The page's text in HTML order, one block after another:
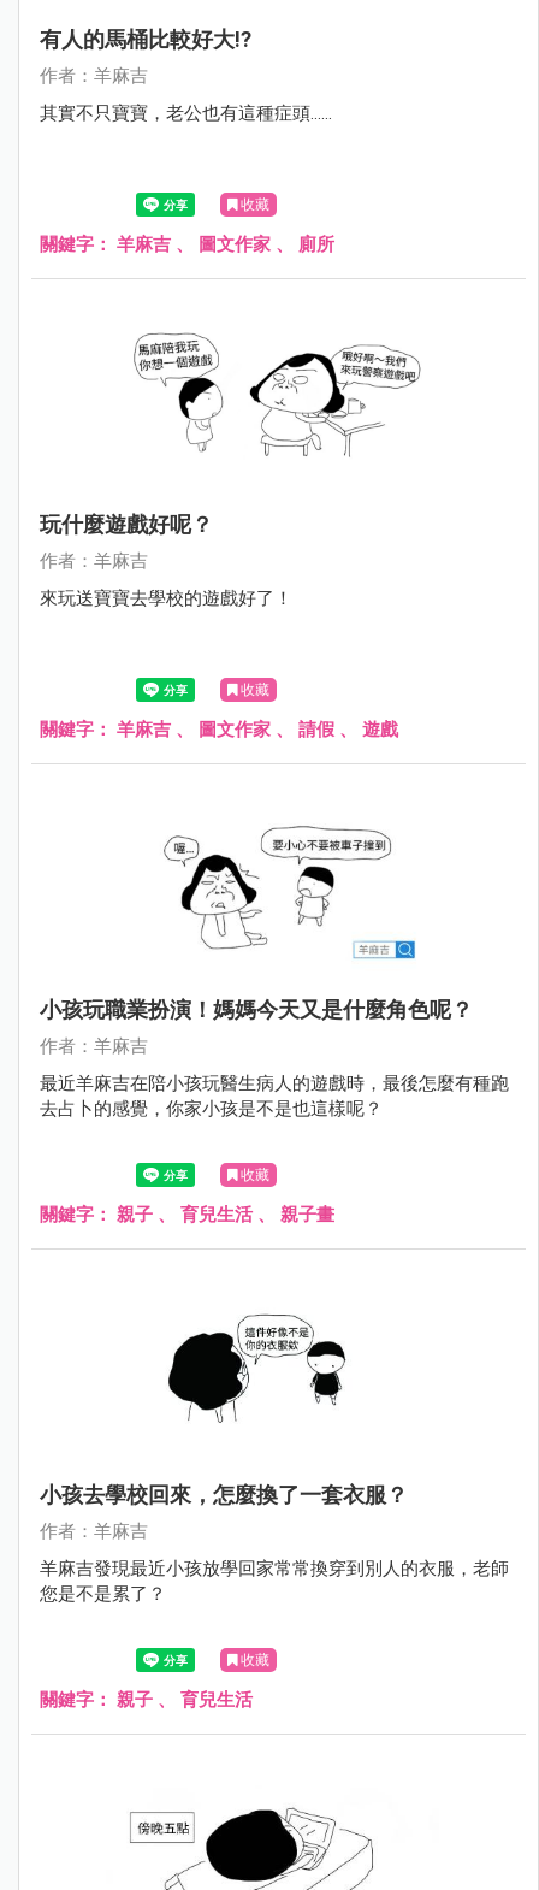
有人的馬桶比較好大!?
作者：羊麻吉
其實不只寶寶，老公也有這種症頭......
收藏
關鍵字： 羊麻吉 、 圖文作家 、 廁所
玩什麼遊戲好呢？
作者：羊麻吉
來玩送寶寶去學校的遊戲好了！
收藏
關鍵字： 羊麻吉 、 圖文作家 、 請假 、 遊戲
小孩玩職業扮演！媽媽今天又是什麼角色呢？
作者：羊麻吉
最近羊麻吉在陪小孩玩醫生病人的遊戲時，最後怎麼有種跑
去占卜的感覺，你家小孩是不是也這樣呢？
收藏
關鍵字： 親子 、 育兒生活、 親子畫
小孩去學校回來，怎麼換了一套衣服？
作者：羊麻吉
羊麻吉發現最近小孩放學回家常常換穿到別人的衣服，老師
您是不是累了？
收藏
關鍵字： 親子 、 育兒生活